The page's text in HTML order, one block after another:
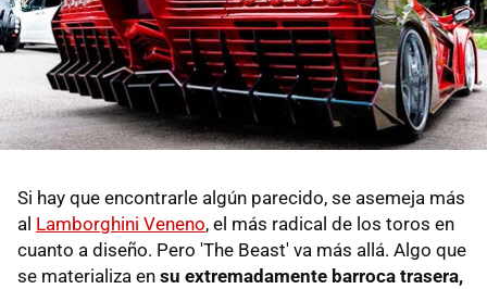
Si hay que encontrarle algún parecido, se asemeja más
al Lamborghini Veneno, el más radical de los toros en
cuanto a diseño. Pero 'The Beast' va más allá. Algo que
se materializa en su extremadamente barroca trasera,